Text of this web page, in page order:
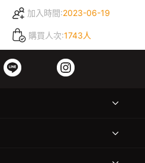
加入時間:2023-06-19
購買人次:1743人